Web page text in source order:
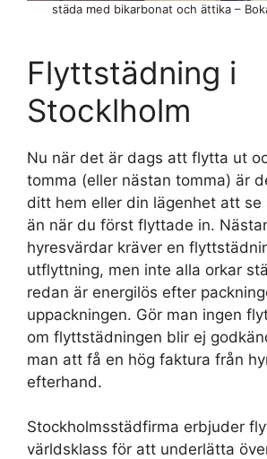
Flyttstädning i
Stocklholm
Nu när det är dags att flytta ut
tomma (eller nästan tomma) är
ditt hem eller din lägenhet att
än när du först flyttade in.
hyresvärdar kräver en
utflyttning, men inte alla orkar
redan är energilös efter
uppackningen. Gör man ingen
om flyttstädningen blir ej
man att få en hög faktura från
efterhand.
Stockholmsstädfirma erbjuder
världsklass för att underlätta
städa med bikarbonat och ättika –